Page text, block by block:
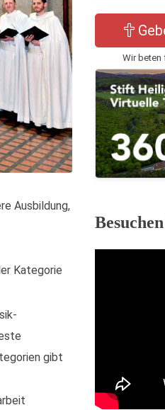
Ausbildung,
Kategorie
gibt
Wir beten